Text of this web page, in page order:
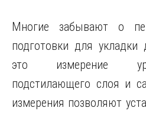
Многие забывают о
подготовки для
это измерение
подстилающего слоя и
измерения позволяют